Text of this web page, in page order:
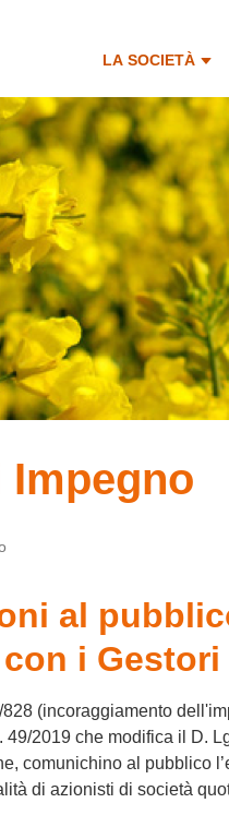
LA SOCIETÀ
al
i
(incoraggiamento
49/2019 che modifica il D.
comunichino al pubblico
di azionisti di società